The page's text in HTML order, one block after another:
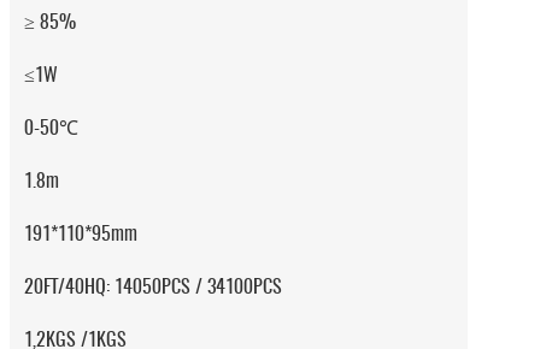
≥ 85%
≤1W
0-50℃
1.8m
191*110*95mm
20FT/40HQ: 14050PCS / 34100PCS
1,2KGS /1KGS